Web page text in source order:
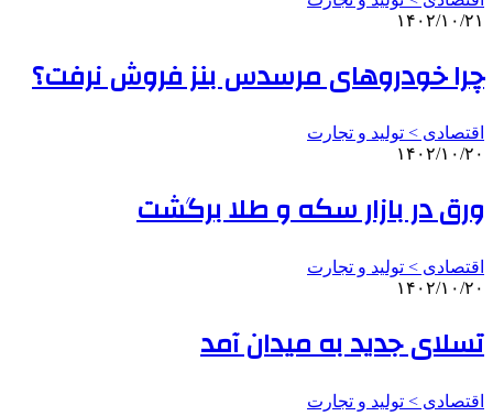
۱۴۰۲/۱۰/۲۱
چرا خودروهای مرسدس بنز فروش نرفت؟
اقتصادی > تولید و تجارت
۱۴۰۲/۱۰/۲۰
ورق در بازار سکه و طلا برگشت
اقتصادی > تولید و تجارت
۱۴۰۲/۱۰/۲۰
تسلای جدید به میدان آمد
اقتصادی > تولید و تجارت